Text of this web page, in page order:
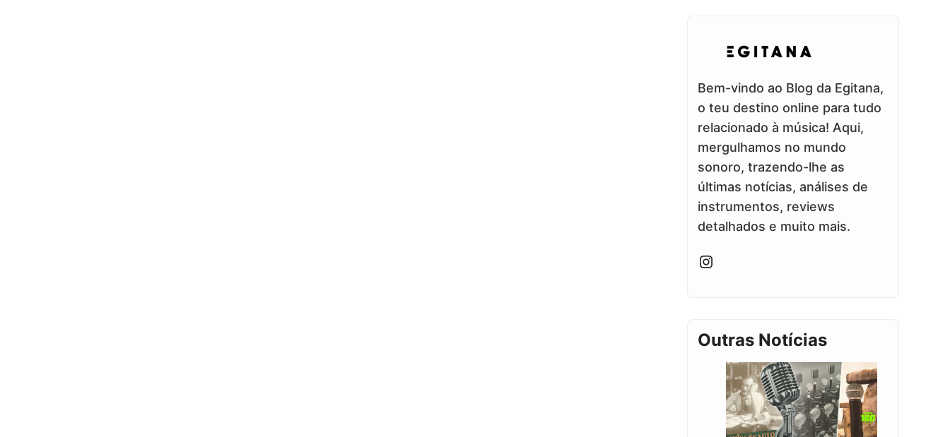
Bem-vindo ao Blog da Egitana,
o teu destino online para tudo
relacionado à música! Aqui,
mergulhamos no mundo
sonoro, trazendo-lhe as
últimas notícias, análises de
instrumentos, reviews
detalhados e muito mais.
Instagram
Outras Notícias